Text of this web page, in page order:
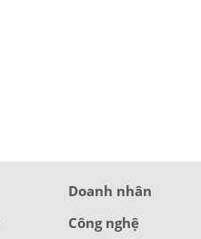
Doanh nhân
Công nghệ